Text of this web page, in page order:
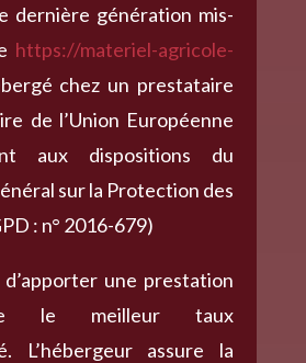
dernière génération mis-
https://materiel-agricole-
chez un prestataire
de l’Union Européenne
aux dispositions du
sur la Protection des
: n° 2016-679)
d’apporter une prestation
le meilleur taux
L’hébergeur assure la